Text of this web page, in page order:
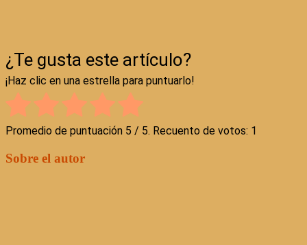
¿Te gusta este artículo?
¡Haz clic en una estrella para puntuarlo!
Promedio de puntuación 5 / 5. Recuento de votos: 1
Sobre el autor